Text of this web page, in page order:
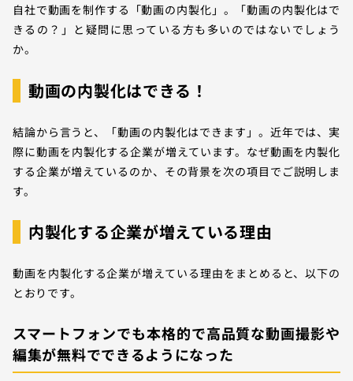
自社で動画を制作する「動画の内製化」。「動画の内製化はで
きるの？」と疑問に思っている方も多いのではないでしょう
か。
動画の内製化はできる！
結論から言うと、「動画の内製化はできます」。近年では、実
際に動画を内製化する企業が増えています。なぜ動画を内製化
する企業が増えているのか、その背景を次の項目でご説明しま
す。
内製化する企業が増えている理由
動画を内製化する企業が増えている理由をまとめると、以下の
とおりです。
スマートフォンでも本格的で高品質な動画撮影や
編集が無料でできるようになった